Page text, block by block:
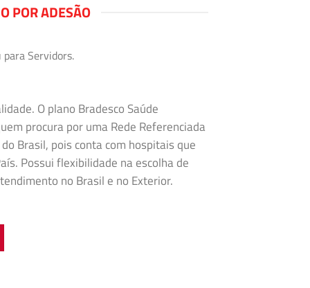
POR ADESÃO
Servidors.
O plano Bradesco Saúde
procura por uma Rede Referenciada
Brasil, pois conta com hospitais que
Possui flexibilidade na escolha de
no Brasil e no Exterior.